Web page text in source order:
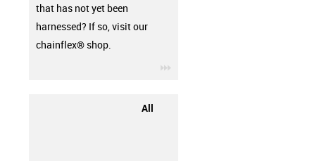
that has not yet been
harnessed? If so, visit our
chainflex® shop.
All